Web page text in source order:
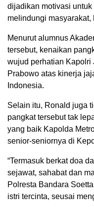
dijadikan motivasi
melindungi masyarakat,
Menurut alumnus
tersebut, kenaikan
wujud perhatian
Prabowo atas kinerja
Indonesia.
Selain itu, Ronald juga
pangkat tersebut tak
yang baik Kapolda
senior-seniornya di
“Termasuk berkat doa
sejawat, sahabat dan
Polresta Bandara
istri tercinta, seusai